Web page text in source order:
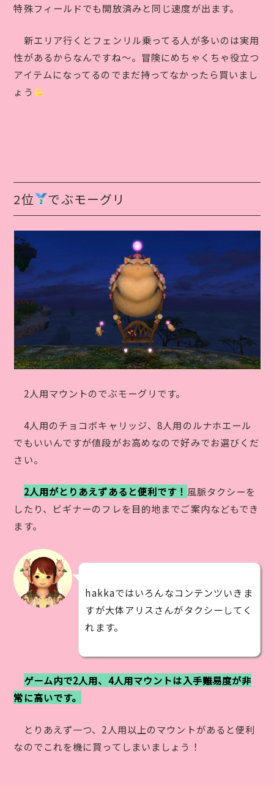
特殊フィールドでも開放済みと同じ速度が出ます。
新エリア行くとフェンリル乗ってる人が多いのは実用
性があるからなんですね〜。冒険にめちゃくちゃ役立つ
アイテムになってるのでまだ持ってなかったら買いまし
ょう
2位 でぶモーグリ
2人用マウントのでぶモーグリです。
4人用のチョコボキャリッジ、8人用のルナホエール
でもいいんですが値段がお高めなので好みでお選びくだ
さい。
2人用がとりあえずあると便利です！ 風脈タクシーを
したり、ビギナーのフレを目的地までご案内などもでき
ます。
hakkaではいろんなコンテンツいきま
すが大体アリスさんがタクシーしてく
れます。
ゲーム内で2人用、4人用マウントは入手難易度が非
常に高いです。
とりあえず一つ、2人用以上のマウントがあると便利
なのでこれを機に買ってしまいましょう！